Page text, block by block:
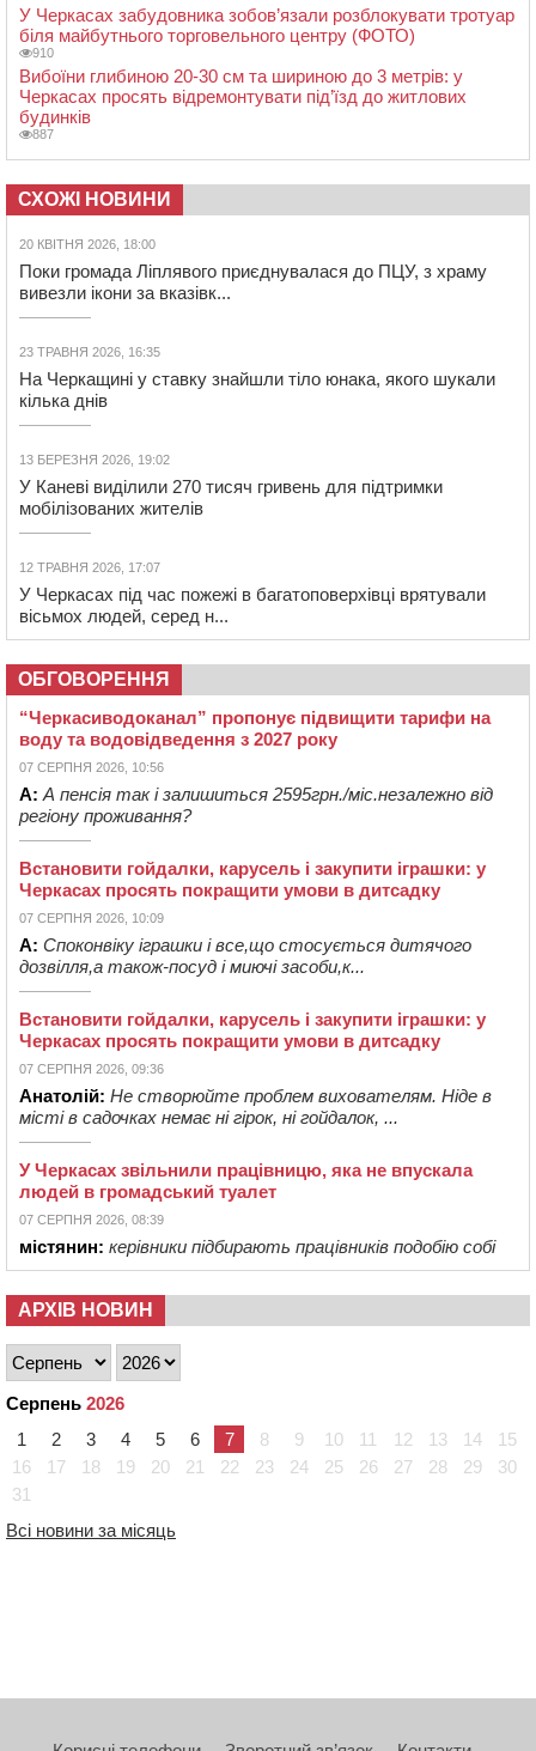
У Черкасах забудовника зобов’язали розблокувати тротуар
біля майбутнього торговельного центру (ФОТО)
910
Вибоїни глибиною 20-30 см та шириною до 3 метрів: у
Черкасах просять відремонтувати під’їзд до житлових
будинків
887
СХОЖІ НОВИНИ
20 КВІТНЯ 2026, 18:00
Поки громада Ліплявого приєднувалася до ПЦУ, з храму
вивезли ікони за вказівк...
23 ТРАВНЯ 2026, 16:35
На Черкащині у ставку знайшли тіло юнака, якого шукали
кілька днів
13 БЕРЕЗНЯ 2026, 19:02
У Каневі виділили 270 тисяч гривень для підтримки
мобілізованих жителів
12 ТРАВНЯ 2026, 17:07
У Черкасах під час пожежі в багатоповерхівці врятували
вісьмох людей, серед н...
ОБГОВОРЕННЯ
“Черкасиводоканал” пропонує підвищити тарифи на
воду та водовідведення з 2027 року
07 СЕРПНЯ 2026, 10:56
А: А пенсія так і залишиться 2595грн./міс.незалежно від
регіону проживання?
Встановити гойдалки, карусель і закупити іграшки: у
Черкасах просять покращити умови в дитсадку
07 СЕРПНЯ 2026, 10:09
А: Споконвіку іграшки і все,що стосується дитячого
дозвілля,а також-посуд і миючі засоби,к...
Встановити гойдалки, карусель і закупити іграшки: у
Черкасах просять покращити умови в дитсадку
07 СЕРПНЯ 2026, 09:36
Анатолій: Не створюйте проблем вихователям. Ніде в
місті в садочках немає ні гірок, ні гойдалок, ...
У Черкасах звільнили працівницю, яка не впускала
людей в громадський туалет
07 СЕРПНЯ 2026, 08:39
містянин: керівники підбирають працівників подобію собі
АРХІВ НОВИН
Серпень 2026
1
2 3 4 5 6 7 8 9 10 11 12 13 14
15
16
17 18 19 20 21 22 23 24 25 26 27 28 29
30
31
Всі новини за місяць